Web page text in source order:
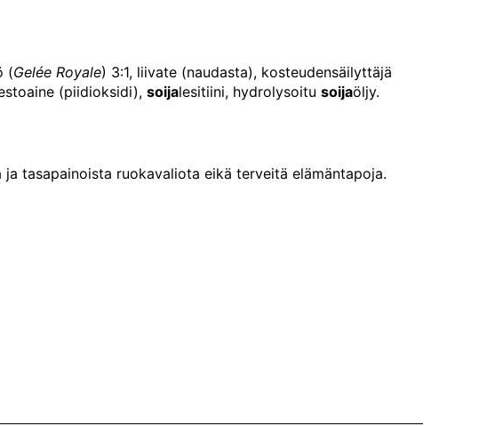
(Gelée Royale) 3:1, liivate (naudasta), kosteudensäilyttäjä
(piidioksidi), soijalesitiini, hydrolysoitu soijaöljy.
tasapainoista ruokavaliota eikä terveitä elämäntapoja.